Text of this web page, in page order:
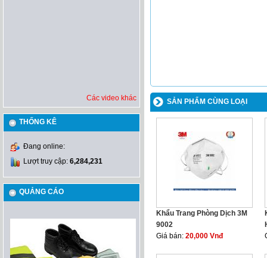
Các video khác
THỐNG KÊ
Đang online:
Lượt truy cập: 6,284,231
QUẢNG CÁO
SẢN PHẨM CÙNG LOẠI
Khẩu Trang Phòng Dịch 3M
9002
Giá bán: 20,000 Vnđ